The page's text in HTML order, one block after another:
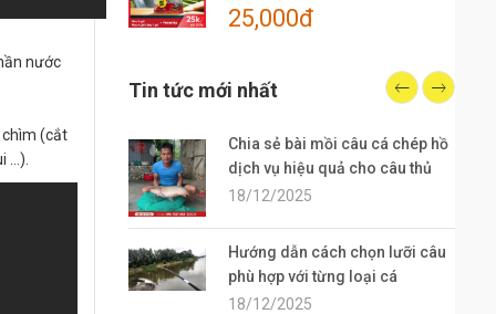
nước
chìm (cắt
…).
25,000đ
Tin tức mới nhất
Chia sẻ bài mồi câu cá chép hồ
dịch vụ hiệu quả cho câu thủ
18/12/2025
Hướng dẫn cách chọn lưỡi câu
phù hợp với từng loại cá
18/12/2025